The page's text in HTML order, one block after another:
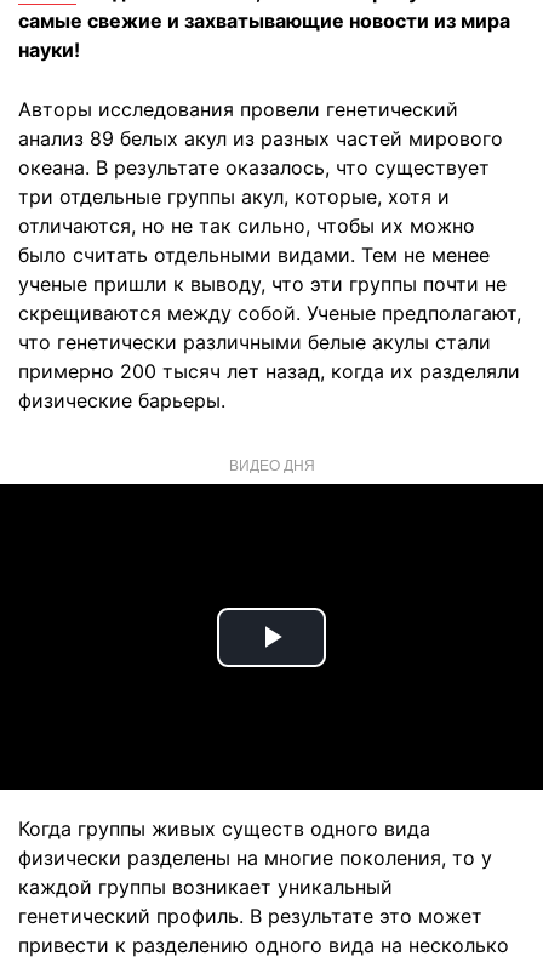
самые свежие и захватывающие новости из мира
науки!
Авторы исследования провели генетический
анализ 89 белых акул из разных частей мирового
океана. В результате оказалось, что существует
три отдельные группы акул, которые, хотя и
отличаются, но не так сильно, чтобы их можно
было считать отдельными видами. Тем не менее
ученые пришли к выводу, что эти группы почти не
скрещиваются между собой. Ученые предполагают,
что генетически различными белые акулы стали
примерно 200 тысяч лет назад, когда их разделяли
физические барьеры.
ВИДЕО ДНЯ
Play
Когда группы живых существ одного вида
физически разделены на многие поколения, то у
каждой группы возникает уникальный
генетический профиль. В результате это может
привести к разделению одного вида на несколько